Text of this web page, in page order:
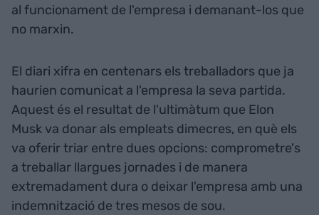
al funcionament de l'empresa i demanant-los que
no marxin.
El diari xifra en centenars els treballadors que ja
haurien comunicat a l'empresa la seva partida.
Aquest és el resultat de l'ultimàtum que Elon
Musk va donar als empleats dimecres, en què els
va oferir triar entre dues opcions: comprometre's
a treballar llargues jornades i de manera
extremadament dura o deixar l'empresa amb una
indemnització de tres mesos de sou.